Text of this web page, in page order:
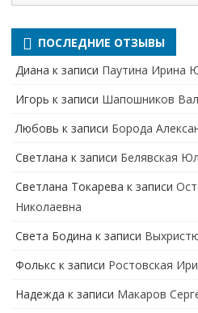
для:
ПОСЛЕДНИЕ ОТЗЫВЫ
Диана к записи Паутина Ирина
Игорь к записи Шапошников
Любовь к записи Борода
Светлана к записи Белявская
Cветлана Токарева к записи
Николаевна
Света Бодина к записи
Фолькс к записи Ростовская
Надежда к записи Макаров